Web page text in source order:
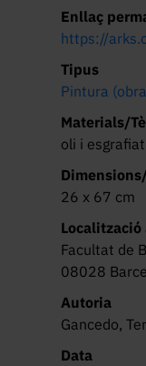
Enllaç
https://
Tipus
Pintura
Materials/
oli i
26 x 67 cm
Facultat de
08028
Autoria
Gancedo,
Data